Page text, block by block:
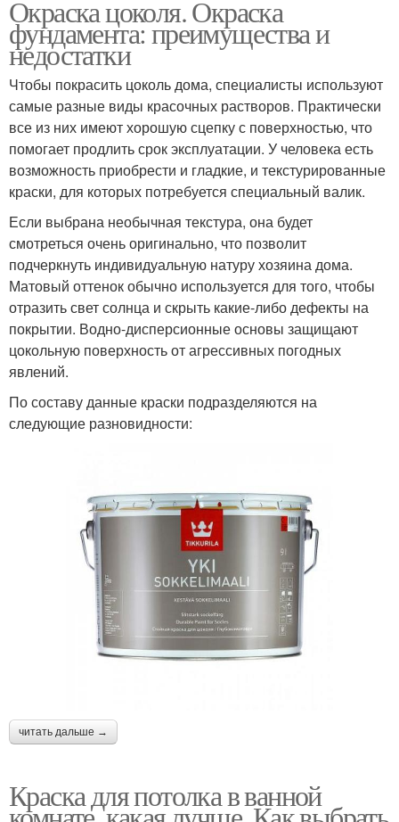
Окраска цоколя. Окраска
фундамента: преимущества и
недостатки
Чтобы покрасить цоколь дома, специалисты используют
самые разные виды красочных растворов. Практически
все из них имеют хорошую сцепку с поверхностью, что
помогает продлить срок эксплуатации. У человека есть
возможность приобрести и гладкие, и текстурированные
краски, для которых потребуется специальный валик.
Если выбрана необычная текстура, она будет
смотреться очень оригинально, что позволит
подчеркнуть индивидуальную натуру хозяина дома.
Матовый оттенок обычно используется для того, чтобы
отразить свет солнца и скрыть какие-либо дефекты на
покрытии. Водно-дисперсионные основы защищают
цокольную поверхность от агрессивных погодных
явлений.
По составу данные краски подразделяются на
следующие разновидности:
читать дальше →
Краска для потолка в ванной